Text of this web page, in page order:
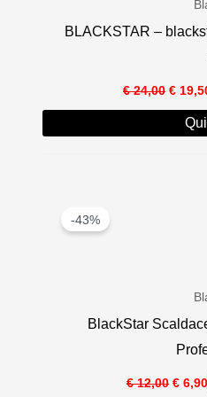
BLACKSTAR –
€24,00 Il
prezzo
era:
€
-43%
BlackStar
€12,00 Il
prezzo
€ 6,90